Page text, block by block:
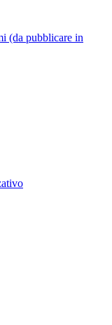
(da pubblicare in